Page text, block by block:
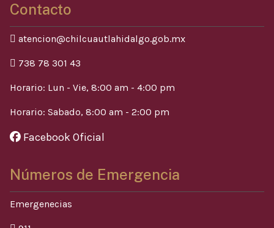
Contacto
atencion@chilcuautlahidalgo.gob.mx
738 78 301 43
Horario: Lun - Vie, 8:00 am - 4:00 pm
Horario: Sabado, 8:00 am - 2:00 pm
Facebook Oficial
Números de Emergencia
Emergenecias